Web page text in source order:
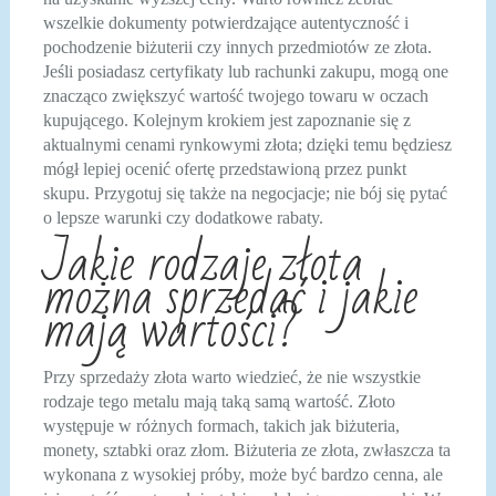
wszelkie dokumenty potwierdzające autentyczność i
pochodzenie biżuterii czy innych przedmiotów ze złota.
Jeśli posiadasz certyfikaty lub rachunki zakupu, mogą one
znacząco zwiększyć wartość twojego towaru w oczach
kupującego. Kolejnym krokiem jest zapoznanie się z
aktualnymi cenami rynkowymi złota; dzięki temu będziesz
mógł lepiej ocenić ofertę przedstawioną przez punkt
skupu. Przygotuj się także na negocjacje; nie bój się pytać
o lepsze warunki czy dodatkowe rabaty.
Jakie rodzaje złota
można sprzedać i jakie
mają wartości?
Przy sprzedaży złota warto wiedzieć, że nie wszystkie
rodzaje tego metalu mają taką samą wartość. Złoto
występuje w różnych formach, takich jak biżuteria,
monety, sztabki oraz złom. Biżuteria ze złota, zwłaszcza ta
wykonana z wysokiej próby, może być bardzo cenna, ale